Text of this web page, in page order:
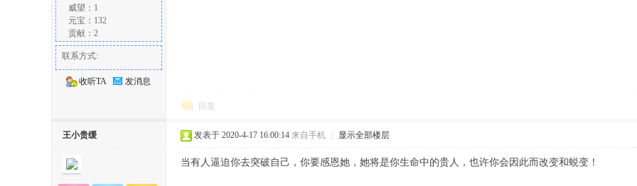
威望：1
元宝：132
贡献：2
联系方式:
收听TA 发消息
回复
王小贵缓 发表于 2020-4-17 16:00:14 来自手机 显示全部楼层
当有人逼迫你去突破自己，你要感恩她，她将是你生命中的贵人，也许你会因此而改变和蜕变！